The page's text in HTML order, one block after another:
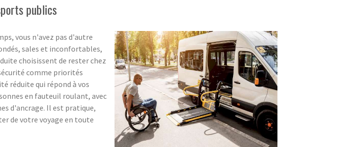
publics
vous n'avez pas d'autre
sales et inconfortables,
choisissent de rester chez
comme priorités
réduite qui répond à vos
en fauteuil roulant, avec
d'ancrage. Il est pratique,
de votre voyage en toute